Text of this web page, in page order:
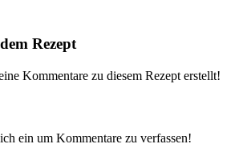
Rezept
Kommentare zu diesem Rezept erstellt!
ein um Kommentare zu verfassen!